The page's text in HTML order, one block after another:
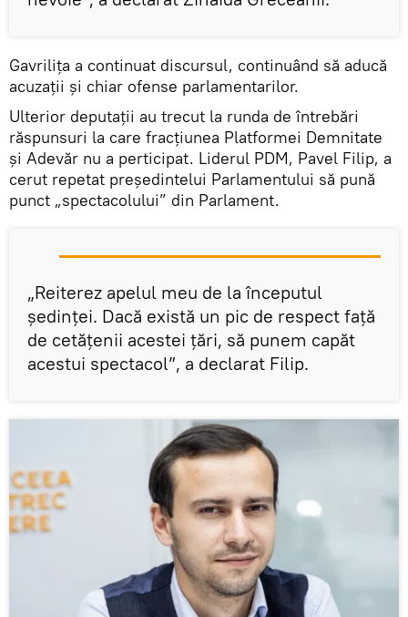
Gavrilița a continuat discursul, continuând să aducă
acuzații și chiar ofense parlamentarilor.
Ulterior deputații au trecut la runda de întrebări
răspunsuri la care fracțiunea Platformei Demnitate
și Adevăr nu a perticipat. Liderul PDM, Pavel Filip, a
cerut repetat președintelui Parlamentului să pună
punct „spectacolului” din Parlament.
„Reiterez apelul meu de la începutul
ședinței. Dacă există un pic de respect față
de cetățenii acestei țări, să punem capăt
acestui spectacol”, a declarat Filip.